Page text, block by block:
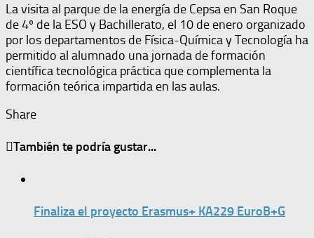
La visita al parque de la energía de Cepsa en San Roque
de 4º de la ESO y Bachillerato, el 10 de enero organizado
por los departamentos de Física-Química y Tecnología ha
permitido al alumnado una jornada de formación
científica tecnológica práctica que complementa la
formación teórica impartida en las aulas.
Share
También te podría gustar...
Finaliza el proyecto Erasmus+ KA229 EuroB+G